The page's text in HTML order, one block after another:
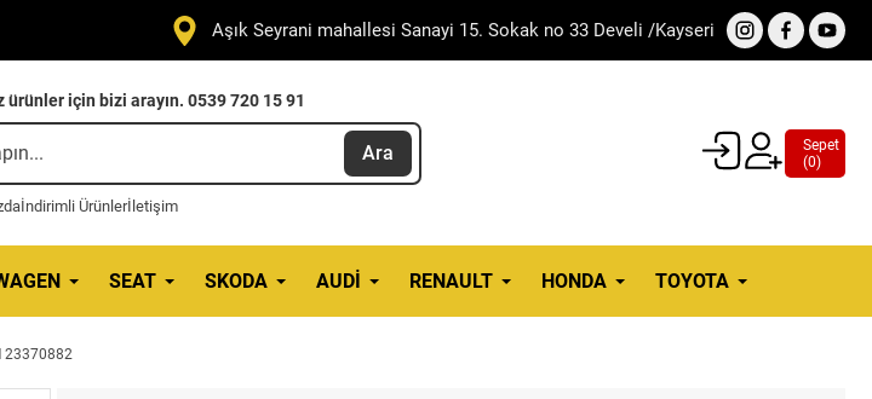
Aşık Seyrani mahallesi Sanayi 15. Sokak no 33 Develi /Kayseri
ürünler için bizi arayın. 0539 720 15 91
Ara
İndirimli Ürünlerİletişim
Sepet
(0)
SEAT SKODA AUDI RENAULT HONDA TOYOTA
23370882